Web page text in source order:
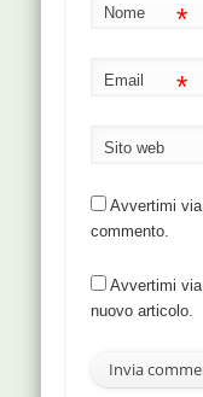
Nome *
Email *
Sito web
Avvertimi
commento.
Avvertimi
nuovo articolo.